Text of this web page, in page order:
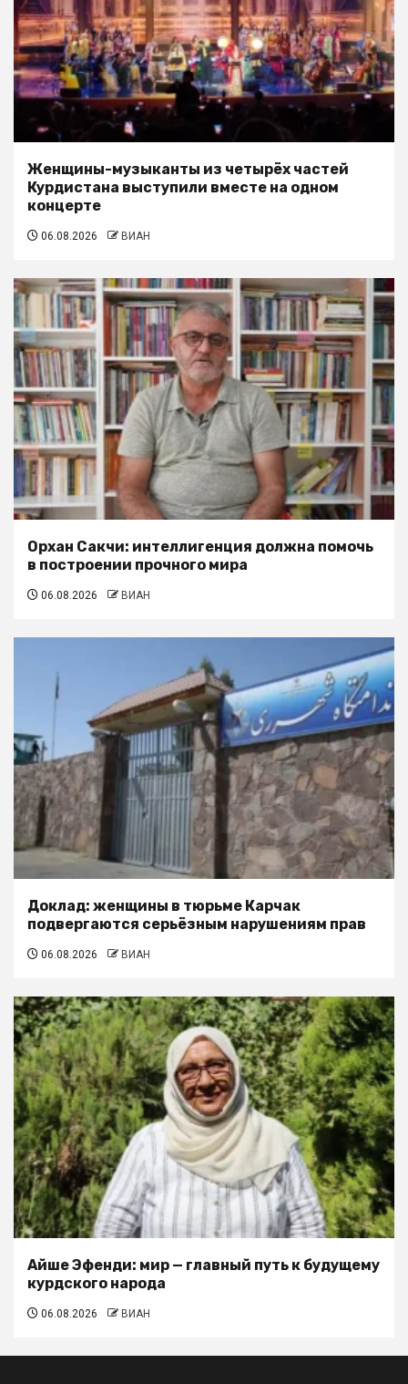
Женщины-музыканты из четырёх частей
Курдистана выступили вместе на одном
концерте
06.08.2026 ВИАН
Орхан Сакчи: интеллигенция должна помочь
в построении прочного мира
06.08.2026 ВИАН
Доклад: женщины в тюрьме Карчак
подвергаются серьёзным нарушениям прав
06.08.2026 ВИАН
Айше Эфенди: мир — главный путь к будущему
курдского народа
06.08.2026 ВИАН